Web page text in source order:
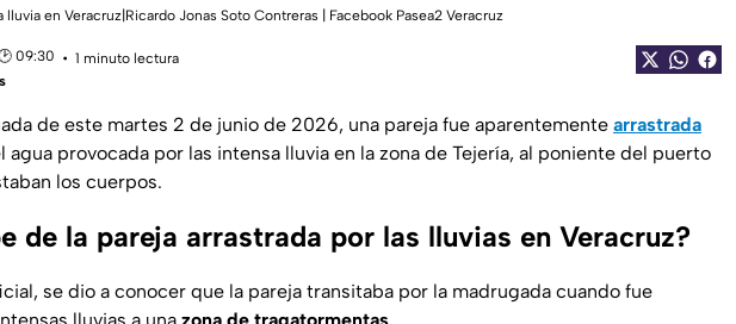
lluvia en Veracruz|Ricardo Jonas Soto Contreras | Facebook Pasea2 Veracruz
09:30
1 minuto lectura
de este martes 2 de junio de 2026, una pareja fue aparentemente arrastrada
agua provocada por las intensa lluvia en la zona de Tejería, al poniente del puerto
los cuerpos.
de la pareja arrastrada por las lluvias en Veracruz?
se dio a conocer que la pareja transitaba por la madrugada cuando fue